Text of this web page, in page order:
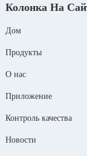
Колонка На
Дом
Продукты
О нас
Приложение
Контроль качества
Новости